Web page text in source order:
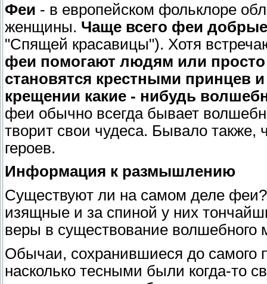
Феи - в европейском фольклоре
женщины. Чаще всего феи добрые
"Спящей красавицы"). Хотя
феи помогают людям или просто
становятся крестными принцев
крещении какие - нибудь
феи обычно всегда бывает
творит свои чудеса. Бывало
героев.
Информация к размышлению
Существуют ли на самом деле
изящные и за спиной у них
веры в существование волшебного
Обычаи, сохранившиеся до самого
насколько тесными были когда-то